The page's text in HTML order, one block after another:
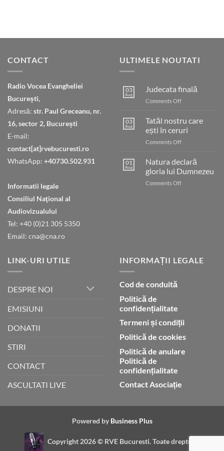
CONTACT
Radio Vocea Evangheliei
București,
Adresă: str. Paul Greceanu, nr.
16, sector 2, București
E-mail:
contact[at]rvebucuresti.ro
WhatsApp: +40730.502.931
Informatii legale
Consiliul Naţional al
Audiovizualului
Tel: +40 (0)21 305 5350
Email: cna@cna.ro
ULTIMELE NOUTATI
03
Aug
Judecata finală
Comments Offon
03
Aug
Tatăl nostru care
ești în ceruri
Comments Offon
nostru
care
ești
în
01
Aug
Natura declară
gloria lui Dumnezeu
Comments Offon
LINK-URI UTILE
DESPRE NOI
EMISIUNI
DONATII
STIRI
CONTACT
ASCULTATI LIVE
INFORMAȚII LEGALE
Cod de conduită
Politică de
confidențialitate
Termeni și condiții
Politică de cookies
Politică de anulare
Politică de
confidențialitate
Contact Asociație
Powered by Business Plus
Copyright 2026 © RVE Bucuresti. Toate drepturile